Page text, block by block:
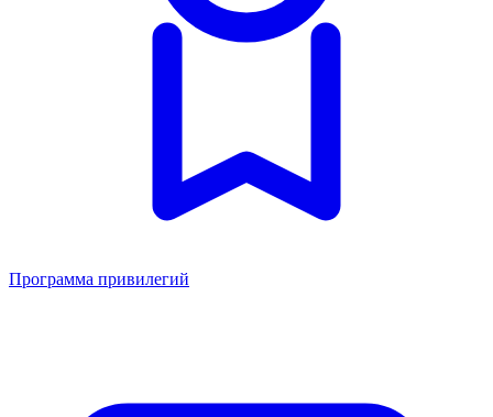
Программа привилегий